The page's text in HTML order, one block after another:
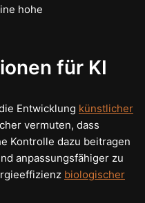
hohe
für KI
Entwicklung künstlicher
vermuten, dass
Kontrolle dazu beitragen
anpassungsfähiger zu
biologischer